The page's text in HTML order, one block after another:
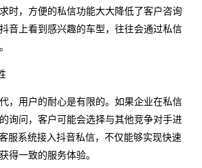
时，方便的私信功能大大降低了客户咨询
音上看到感兴趣的车型，往往会通过私信
，用户的耐心是有限的。如果企业在私信
询问，客户可能会选择与其他竞争对手进
服系统接入抖音私信，不仅能够实现快速
得一致的服务体验。